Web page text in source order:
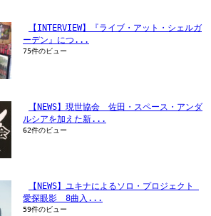
【INTERVIEW】『ライブ・アット・シェルガ
ーデン』につ...
75件のビュー
【NEWS】現世協会　佐田・スペース・アンダ
ルシアを加えた新...
62件のビュー
【NEWS】ユキナによるソロ・プロジェクト
愛探眼影　8曲入...
59件のビュー